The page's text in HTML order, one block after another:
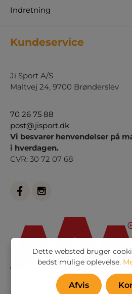
Indretning
Kundeservice
Ji Sport A/S
Maltvej 24, 9700 Brønderslev
70 26 75 88
post@jisport.dk
Vi besvarer henvendelser på
i hverdagen.
CVR: 30 72 07 68
Dette websted bruger
bedst mulige oplevelse.
Afvis